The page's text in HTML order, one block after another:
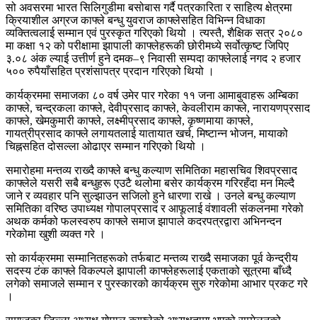
सो अवसरमा भारत सिलिगुडीमा बसोबास गर्दै पत्रकारिता र साहित्य क्षेत्रमा
क्रियाशील अग्रज काफ्ले बन्धु युवराज काफ्लेसहित विभिन्न विधाका
व्यक्तित्वलाई सम्मान एवं पुरस्कृत गरिएको थियो । त्यस्तै, शैक्षिक सत्र २०८०
मा कक्षा १२ को परीक्षामा झापाली काफ्लेहरूकी छोरीमध्ये सर्वोत्कृष्ट जिपिए
३.०८ अंक ल्याई उत्तीर्ण हुने दमक–९ निवासी सम्पदा काफ्लेलाई नगद २ हजार
५०० रुपैयाँसहित प्रशंसापत्र प्रदान गरिएको थियो ।
कार्यक्रममा समाजका ८० वर्ष उमेर पार गरेका ११ जना आमाबुवाहरू अम्बिका
काफ्ले, चन्द्रकला काफ्ले, देवीप्रसाद काफ्ले, केवलीराम काफ्ले, नारायणप्रसाद
काफ्ले, खेमकुमारी काफ्ले, लक्ष्मीप्रसाद काफ्ले, कृष्णमाया काफ्ले,
गायत्रीप्रसाद काफ्ले लगायतलाई यातायात खर्च, मिष्टान्न भोजन, मायाको
चिह्नसहित दोसल्ला ओढाएर सम्मान गरिएको थियो ।
समारोहमा मन्तव्य राख्दै काफ्ले बन्धु कल्याण समितिका महासचिव शिवप्रसाद
काफ्लेले यसरी सबै बन्धुहरू एउटै थलोमा बसेर कार्यक्रम गरिरहँदा मन मिल्दै
जाने र व्यवहार पनि सुल्झाउन सजिलो हुने धारणा राखे । उनले बन्धु कल्याण
समितिका वरिष्ठ उपाध्यक्ष गोपालप्रसाद र आफूलाई वंशावली संकलनमा गरेको
अथक कर्मको फलस्वरुप काफ्ले समाज झापाले कदरपत्रद्वारा अभिनन्दन
गरेकोमा खुशी व्यक्त गरे ।
सो कार्यक्रममा सम्मानितहरूको तर्फबाट मन्तव्य राख्दै समाजका पूर्व केन्द्रीय
सदस्य टंक काफ्ले विकल्पले झापाली काफ्लेहरूलाई एकताको सूत्रमा बाँध्दै
लगेको समाजले सम्मान र पुरस्कारको कार्यक्रम सुरु गरेकोमा आभार प्रकट गरे
।